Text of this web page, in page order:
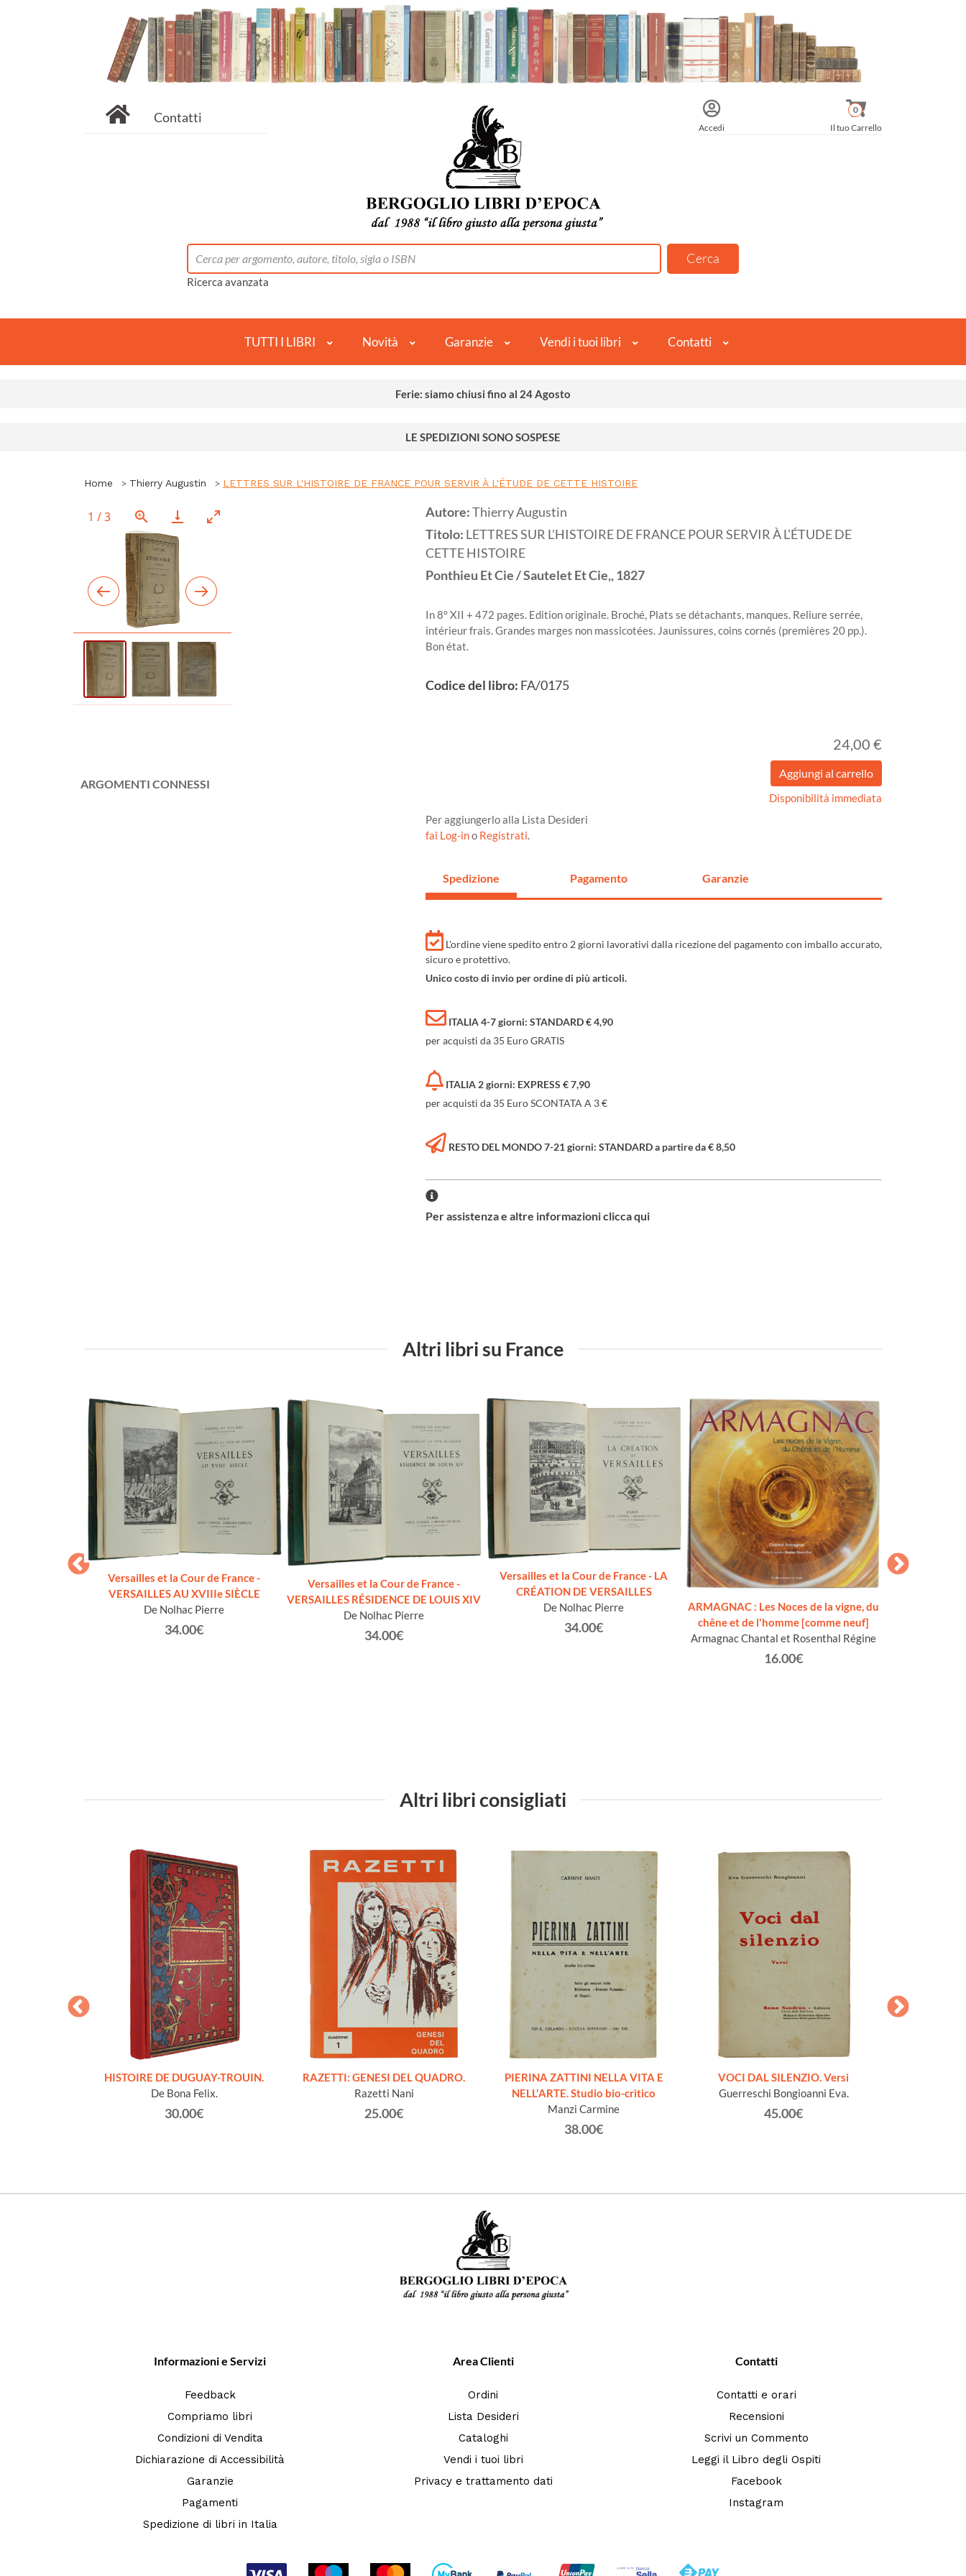
Contatti
Accedi Il tuo Carrello
0
Ricerca avanzata
TUTTI I LIBRI Novità Garanzie Vendi i tuoi libri Contatti
Ferie: siamo chiusi fino al 24 Agosto
LE SPEDIZIONI SONO SOSPESE
Home Thierry Augustin LETTRES SUR L'HISTOIRE DE FRANCE POUR SERVIR À L'ÉTUDE DE CETTE HISTOIRE
1 /3
ARGOMENTI CONNESSI
Autore:Thierry Augustin
Titolo: LETTRES SUR L'HISTOIRE DE FRANCE POUR SERVIR À L'ÉTUDE DE
CETTE HISTOIRE
Ponthieu Et Cie / Sautelet Et Cie,,1827
In 8° XII + 472 pages. Edition originale. Broché, Plats se détachants, manques. Reliure serrée,
intérieur frais. Grandes marges non massicotées. Jaunissures, coins cornés (premières 20 pp.).
Bon état.
Codice del libro: FA/0175
24,00 €
Disponibilità immediata
Per aggiungerlo alla Lista Desideri
fai Log-ino Registrati.
Spedizione Pagamento Garanzie
L'ordine viene spedito entro 2 giorni lavorativi dalla ricezione del pagamento con imballo accurato,
sicuro e protettivo.
Unico costo di invio per ordine di più articoli.
ITALIA 4-7 giorni: STANDARD € 4,90
per acquisti da 35 Euro GRATIS
ITALIA 2 giorni: EXPRESS € 7,90
per acquisti da 35 Euro SCONTATA A 3 €
RESTO DEL MONDO 7-21 giorni: STANDARD a partire da € 8,50
Per assistenza e altre informazioni clicca qui
Altri libri su France
Versailles et la Cour de France -
VERSAILLES AU XVIIIe SIÈCLE
De Nolhac Pierre
34.00€
Versailles et la Cour de France -
VERSAILLES RÉSIDENCE DE LOUIS XIV
De Nolhac Pierre
34.00€
Versailles et la Cour de France - LA
CRÉATION DE VERSAILLES
De Nolhac Pierre
34.00€
ARMAGNAC : Les Noces de la vigne, du
chêne et de l'homme [comme neuf]
Armagnac Chantal et Rosenthal Régine
16.00€
Altri libri consigliati
HISTOIRE DE DUGUAY-TROUIN.
De Bona Felix.
30.00€
RAZETTI: GENESI DEL QUADRO.
Razetti Nani
25.00€
PIERINA ZATTINI NELLA VITA E
NELL'ARTE. Studio bio-critico
Manzi Carmine
38.00€
VOCI DAL SILENZIO. Versi
Guerreschi Bongioanni Eva.
45.00€
Informazioni e Servizi
Feedback
Compriamo libri
Condizioni di Vendita
Dichiarazione di Accessibilità
Garanzie
Pagamenti
Spedizione di libri in Italia
Area Clienti
Ordini
Lista Desideri
Cataloghi
Vendi i tuoi libri
Privacy e trattamento dati
Contatti
Contatti e orari
Recensioni
Scrivi un Commento
Leggi il Libro degli Ospiti
Facebook
Instagram